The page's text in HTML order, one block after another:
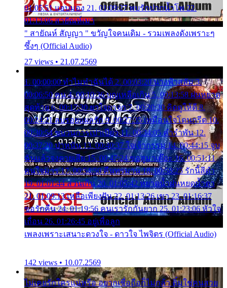
01:05:51 แอบมอง 21. 01:09:27 พบรักปากน้ำโพ 22.
01:13:06 สายัณห์เมา
" สายัณห์ สัญญา " ขวัญใจคนเดิม - รวมเพลงดังเพราะๆ
ซึ้งๆ (Official Audio)
27 views • 21.07.2569
1. 00:00:00 ทำไมทำฉันได้ 2. 00:03:20 นางฟ้าสลัม 3.
00:06:50 คน 4. 00:10:36 บุญเหลือเกิน 5. 00:13:58 ฝนหยาด
สุดท้าย 6. 00:17:30 ยาใจยาจก 7. 00:20:30 คิดดูให้ดี 8.
00:24:21 ลบรอยแผลรัก 9. 00:27:35 เหมือนใจโดนกรีด 10.
00:30:54 ขบวนการเปาเปียว 11. 00:34:05 คำรำพัน 12.
00:37:20 ปาหนัน 13. 00:40:37 ใจเจ้ากรรม 14. 00:44:15 จูบ
ฉันแล้วจงตายเสีย 15. 00:47:24 ขอสูมาเต๊อะ 16. 00:51:11
คนใจมาร 17. 00:54:50 คืนทรมาน 18. 00:58:25 รักนี้สีดำ
19. 01:01:44 ส่วนเกิน 20. 01:05:42 หยาดน้ำฝนหยดน้ำตา
21. 01:09:13 เหลือเพียงฝัน 22. 01:13:26 เขา 23. 01:16:37
ขอรักคืน 24. 01:19:56 คนเรารักกันยาก 25. 01:23:06 หัวใจ
เถื่อน 26. 01:26:45 อยู่เพื่อลูก
เพลงเพราะเสนาะดวงใจ - ดาวใจ ไพจิตร (Official Audio)
142 views • 10.07.2569
ไม่เคยรักใครแน่หรือ อยากเชื่อถือก็ไม่กล้า ติ๋มใช่คนสวย